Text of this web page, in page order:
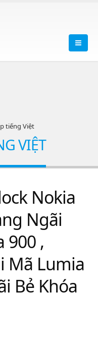
tiếng Việt
VIỆT
Nokia
Ngãi
900 ,
Mã Lumia
Bẻ Khóa